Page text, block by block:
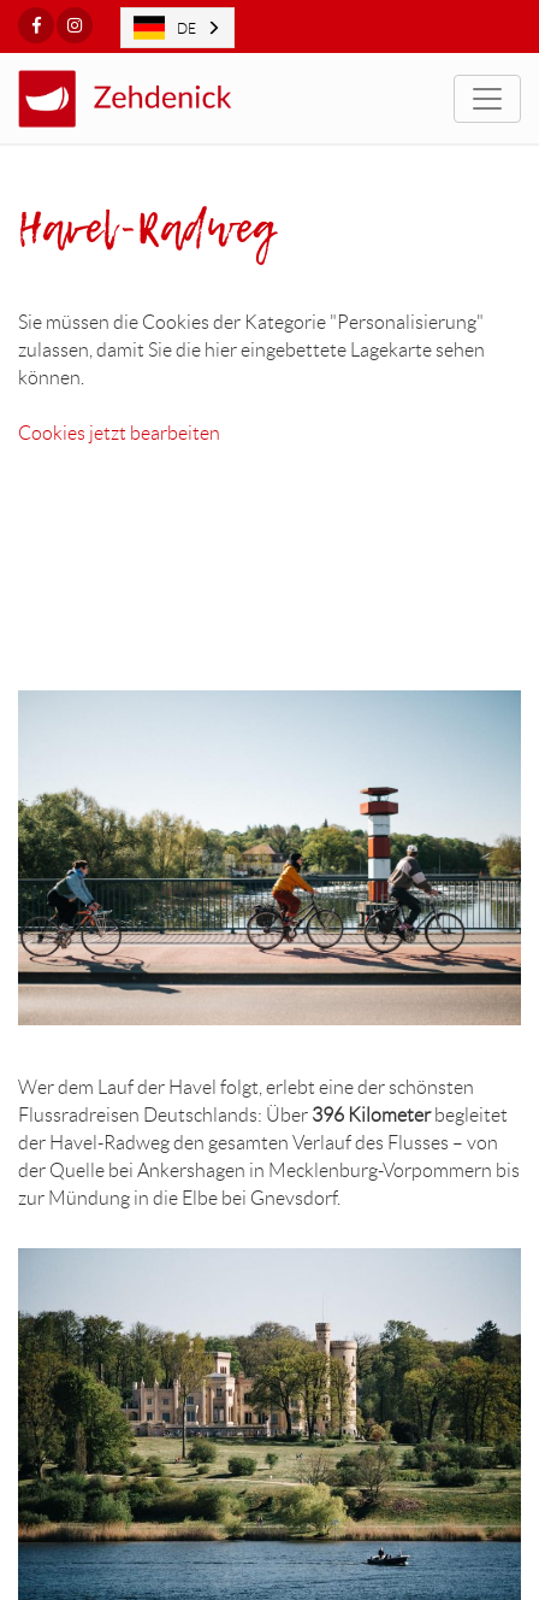
FacebookInstagram
Havel-Radweg
Sie müssen die Cookies der Kategorie "Personalisierung"
zulassen, damit Sie die hier eingebettete Lagekarte sehen
können.
Cookies jetzt bearbeiten
Wer dem Lauf der Havel folgt, erlebt eine der schönsten
Flussradreisen Deutschlands: Über 396 Kilometer begleitet
der Havel-Radweg den gesamten Verlauf des Flusses – von
der Quelle bei Ankershagen in Mecklenburg-Vorpommern bis
zur Mündung in die Elbe bei Gnevsdorf.
DE